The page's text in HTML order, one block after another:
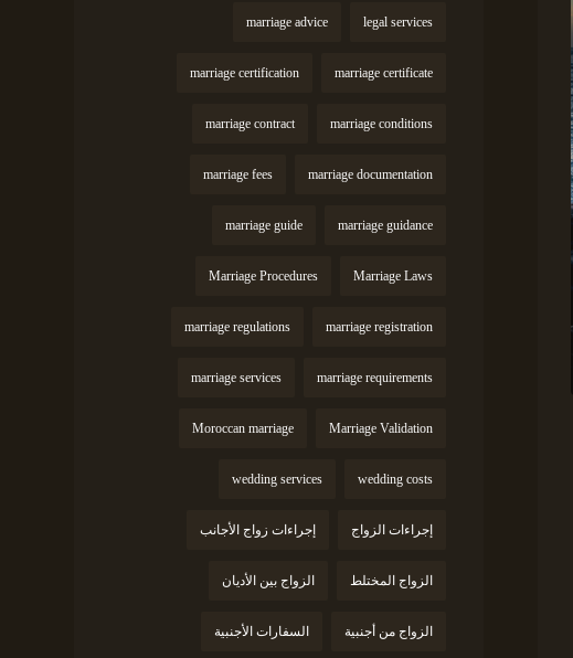
legal services
marriage advice
marriage certificate
marriage certification
marriage conditions
marriage contract
marriage documentation
marriage fees
marriage guidance
marriage guide
Marriage Laws
Marriage Procedures
marriage registration
marriage regulations
marriage requirements
marriage services
Marriage Validation
Moroccan marriage
wedding costs
wedding services
إجراءات الزواج إجراءات زواج الأجانب
الزواج المختلط الزواج بين الأديان
الزواج من أجنبية السفارات الأجنبية